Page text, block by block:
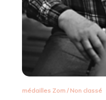
médailles Zorn/ Non classé